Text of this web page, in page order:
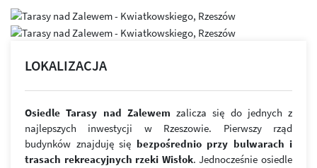
LOKALIZACJA
Osiedle Tarasy nad Zalewem zalicza się do jednych z
najlepszych inwestycji w Rzeszowie. Pierwszy rząd
budynków znajduję się bezpośrednio przy bulwarach i
trasach rekreacyjnych rzeki Wisłok. Jednocześnie osiedle